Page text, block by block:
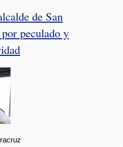
de San
peculado y